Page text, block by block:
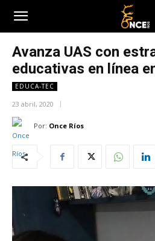
Avanza UAS con
educativas en línea
EDUCA-TEC
23 abril, 2020
Por: Once Ríos